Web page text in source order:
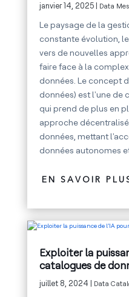
janvier 14, 2025 | Data
Le paysage de la
constante évolution,
vers de nouvelles
faire face à la
données. Le concept
données) est l'une de
qui prend de plus en
approche
données, mettant
données autonomes
EN SAVOIR
Exploiter la
catalogues de
juillet 8, 2024 | Data